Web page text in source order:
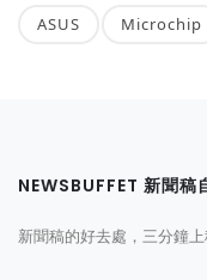
ASUS Microchip
NEWSBUFFET 新聞稿
新聞稿的好去處，三分鐘